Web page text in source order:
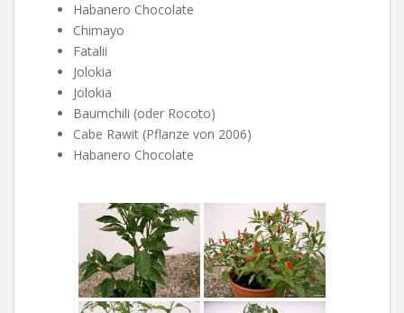
Habanero Chocolate
Chimayo
Fatalii
Jolokia
Jolokia
Baumchili (oder Rocoto)
Cabe Rawit (Pflanze von 2006)
Habanero Chocolate